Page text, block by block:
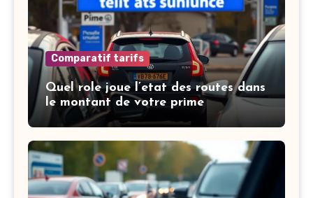
Comparatif tarifs
Quel role joue l’etat des routes dans
le montant de votre prime